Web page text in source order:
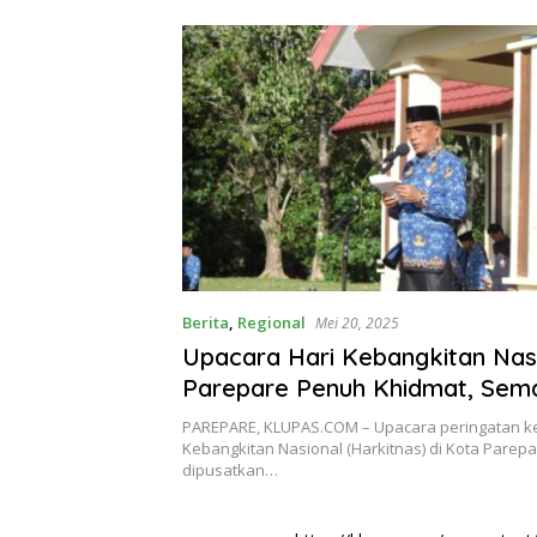
Berita, Regional Mei 20, 2025
Upacara Hari Kebangkitan
Parepare Penuh Khidmat,
Bangkit Bersama Wujudkan
Kuat
PAREPARE, KLUPAS.COM – Upacara peringatan
Kebangkitan Nasional (Harkitnas) di Kota
dipusatkan…